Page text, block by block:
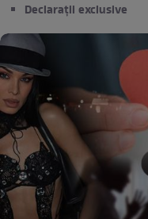
Declarații exclusive